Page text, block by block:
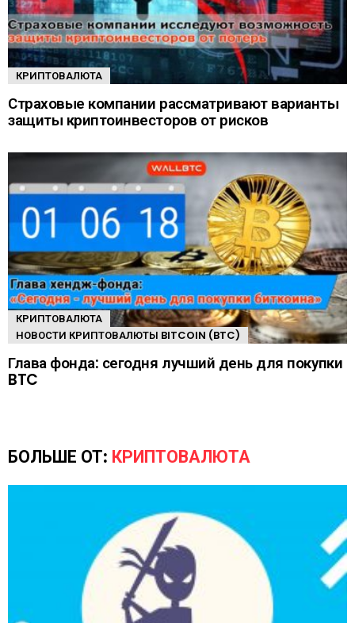
КРИПТОВАЛЮТА
Страховые компании рассматривают варианты
защиты криптоинвесторов от рисков
КРИПТОВАЛЮТА
НОВОСТИ КРИПТОВАЛЮТЫ BITCOIN (BTC)
Глава фонда: сегодня лучший день для покупки
BTC
БОЛЬШЕ ОТ: КРИПТОВАЛЮТА